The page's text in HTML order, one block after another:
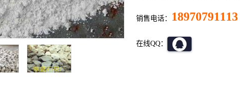
销售电话： 18970791113
在线QQ：